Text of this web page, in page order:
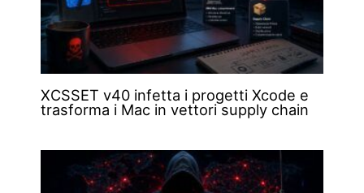
XCSSET v40 infetta i progetti Xcode e
trasforma i Mac in vettori supply chain